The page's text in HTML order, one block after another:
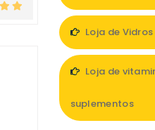
Loja de
Loja de
suplementos